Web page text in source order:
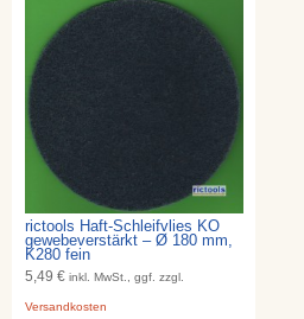
rictools Haft-Schleifvlies KO
gewebeverstärkt – Ø 180 mm,
K280 fein
5,49 € inkl. MwSt., ggf. zzgl.
Versandkosten